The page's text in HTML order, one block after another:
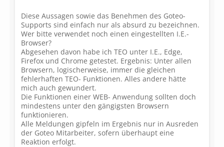
Diese Aussagen sowie das Benehmen des Goteo-
Supports sind einfach nur als absurd zu bezeichnen.
Wer bitte verwendet noch einen eingestellten I.E.-
Browser?
Abgesehen davon habe ich TEO unter I.E., Edge,
Firefox und Chrome getestet. Ergebnis: Unter allen
Browsern, logischerweise, immer die gleichen
fehlerhaften TEO- Funktionen. Alles andere hätte
mich auch gewundert.
Die Funktionen einer WEB- Anwendung sollten doch
mindestens unter den gängigsten Browsern
funktionieren.
Alle Meldungen gipfeln im Ergebnis nur in Ausreden
der Goteo Mitarbeiter, sofern überhaupt eine
Reaktion erfolgt.